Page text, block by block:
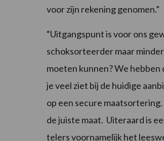
voor zijn rekening genomen.”
“Uitgangspunt is voor ons
schoksorteerder maar
moeten kunnen? We
je veel ziet bij de huidige
op een secure
de juiste maat. Uiteraard is
telers voornamelijk het